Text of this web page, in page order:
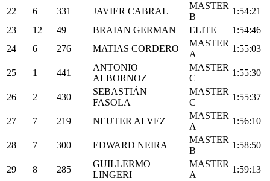
22
6 331 JAVIER CABRAL
MASTER
B
1:54:21
23
12 49 BRAIAN GERMAN ELITE
1:54:46
24
6 276 MATIAS CORDERO
MASTER
A
1:55:03
25 1 441
ANTONIO
ALBORNOZ
MASTER
C
1:55:30
26 2 430
SEBASTIÁN
FASOLA
MASTER
C
1:55:37
27 7 219 NEUTER ALVEZ
MASTER
A
1:56:10
28 7 300 EDWARD NEIRA
MASTER
B
1:58:50
29 8 285
GUILLERMO
LINGERI
MASTER
A
1:59:13